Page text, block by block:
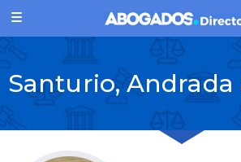
Santurio, Andrada